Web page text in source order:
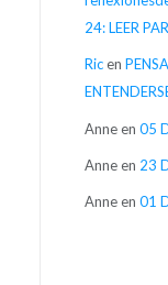
24: LEER
Ricen
Anneen 05
Anneen 23
Anneen 01